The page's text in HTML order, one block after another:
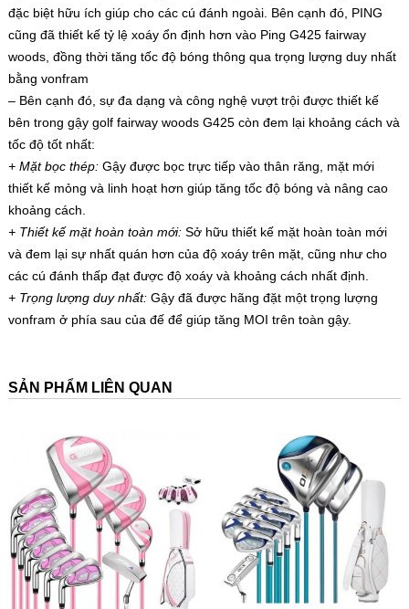
đặc biệt hữu ích giúp cho các cú đánh ngoài. Bên cạnh đó, PING
cũng đã thiết kế tỷ lệ xoáy ổn định hơn vào Ping G425 fairway
woods, đồng thời tăng tốc độ bóng thông qua trọng lượng duy nhất
bằng vonfram
– Bên cạnh đó, sự đa dạng và công nghệ vượt trội được thiết kế
bên trong gậy golf fairway woods G425 còn đem lại khoảng cách và
tốc độ tốt nhất:
+ Mặt bọc thép:Gậy được bọc trực tiếp vào thân răng, mặt mới
thiết kế mỏng và linh hoạt hơn giúp tăng tốc độ bóng và nâng cao
khoảng cách.
+ Thiết kế mặt hoàn toàn mới: Sở hữu thiết kế mặt hoàn toàn mới
và đem lại sự nhất quán hơn của độ xoáy trên mặt, cũng như cho
các cú đánh thấp đạt được độ xoáy và khoảng cách nhất định.
+ Trọng lượng duy nhất: Gậy đã được hãng đặt một trọng lượng
vonfram ở phía sau của đế để giúp tăng MOI trên toàn gậy.
SẢN PHẨM LIÊN QUAN